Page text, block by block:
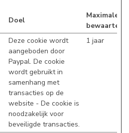
Doel
Maximale
Deze cookie wordt
aangeboden door
Paypal. De cookie
wordt gebruikt in
samenhang met
transacties op de
website - De cookie is
noodzakelijk voor
beveiligde transacties.
1 jaar